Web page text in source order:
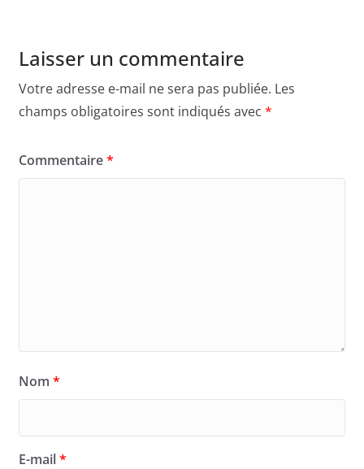
Laisser un commentaire
Votre adresse e-mail ne sera pas publiée. Les
champs obligatoires sont indiqués avec *
Commentaire*
Nom *
E-mail*